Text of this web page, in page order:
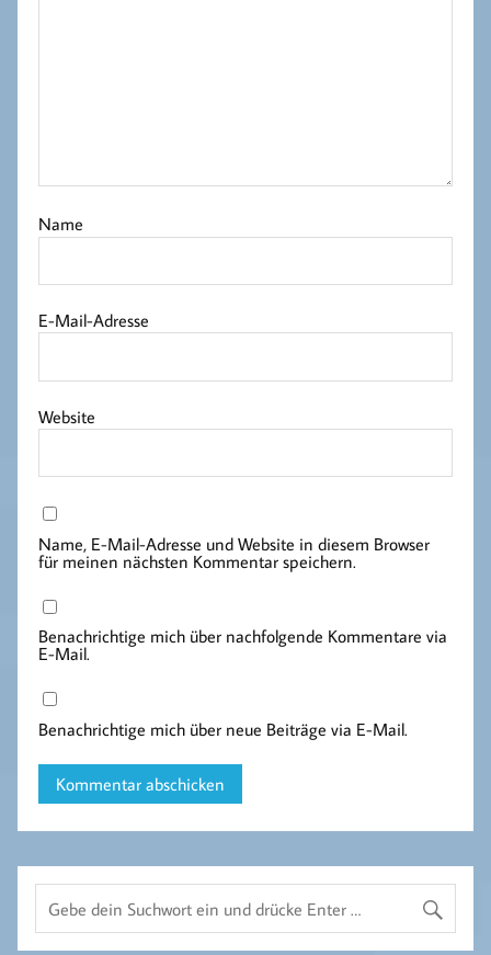
Name
E-Mail-Adresse
Website
Name, E-Mail-Adresse und Website in diesem Browser
für meinen nächsten Kommentar speichern.
Benachrichtige mich über nachfolgende Kommentare via
E-Mail.
Benachrichtige mich über neue Beiträge via E-Mail.